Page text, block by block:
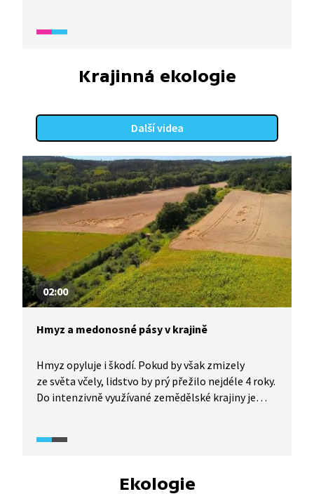
nachové, jejichž semena přenášejí mravenci, a v
Krajinná ekologie
Další videa
02:00
Hmyz a medonosné pásy v krajině
Hmyz opyluje i škodí. Pokud by však zmizely
ze světa včely, lidstvo by prý přežilo nejdéle 4 roky.
Do intenzivně využívané zemědělské krajiny je
a farmářům mohou sloužit jako protierozní
Ekologie